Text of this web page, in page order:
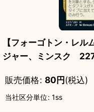
【フォーゴトン・レ
ジャー、ミンスク
販売価格: 80円(税込)
当社区分単位: 1ss